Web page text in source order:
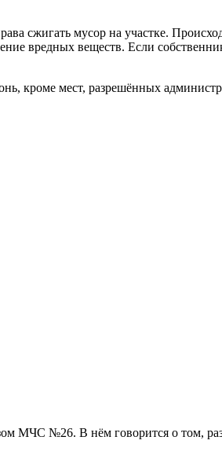
сжигать мусор на участке.
вредных веществ. Если
кроме мест, разрешённых
№26. В нём говорится о том,